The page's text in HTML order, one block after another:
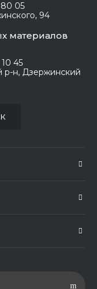
05
94
материалов
45
р-н, Дзержинский